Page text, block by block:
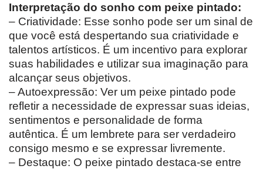
Interpretação do sonho com peixe pintado:
– Criatividade: Esse sonho pode ser um sinal de
que você está despertando sua criatividade e
talentos artísticos. É um incentivo para explorar
suas habilidades e utilizar sua imaginação para
alcançar seus objetivos.
– Autoexpressão: Ver um peixe pintado pode
refletir a necessidade de expressar suas ideias,
sentimentos e personalidade de forma
autêntica. É um lembrete para ser verdadeiro
consigo mesmo e se expressar livremente.
– Destaque: O peixe pintado destaca-se entre